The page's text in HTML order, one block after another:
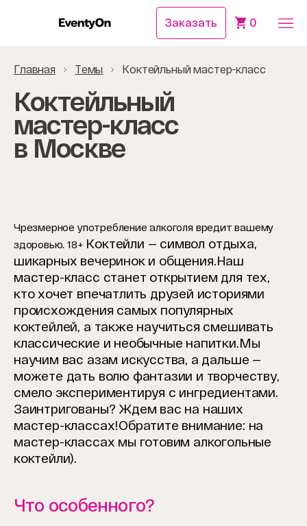
Заказать 0
Главная Темы Коктейльный мастер-класс
Коктейльный
мастер-класс
в Москве
Чрезмерное употребление алкоголя вредит вашему
здоровью. 18+Коктейли — символ отдыха,
шикарных вечеринок и общения.Наш
мастер-класс станет открытием для тех,
кто хочет впечатлить друзей историями
происхождения самых популярных
коктейлей, а также научиться смешивать
классические и необычные напитки.Мы
научим вас азам искусства, а дальше —
можете дать волю фантазии и творчеству,
смело экспериментируя с ингредиентами.
Заинтригованы? Ждем вас на наших
мастер-классах!Обратите внимание: на
мастер-классах мы готовим алкогольные
коктейли).
Что особенного?